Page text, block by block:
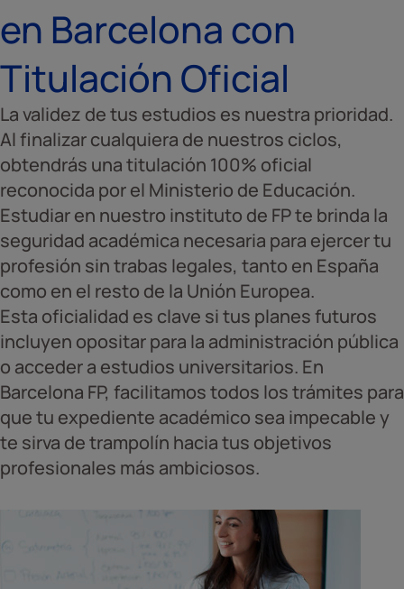
en Barcelona con
Titulación Oficial
La validez de tus estudios es nuestra prioridad.
Al finalizar cualquiera de nuestros ciclos,
obtendrás una titulación 100% oficial
reconocida por el Ministerio de Educación.
Estudiar en nuestro instituto de FP te brinda la
seguridad académica necesaria para ejercer tu
profesión sin trabas legales, tanto en España
como en el resto de la Unión Europea.
Esta oficialidad es clave si tus planes futuros
incluyen opositar para la administración pública
o acceder a estudios universitarios. En
Barcelona FP, facilitamos todos los trámites para
que tu expediente académico sea impecable y
te sirva de trampolín hacia tus objetivos
profesionales más ambiciosos.